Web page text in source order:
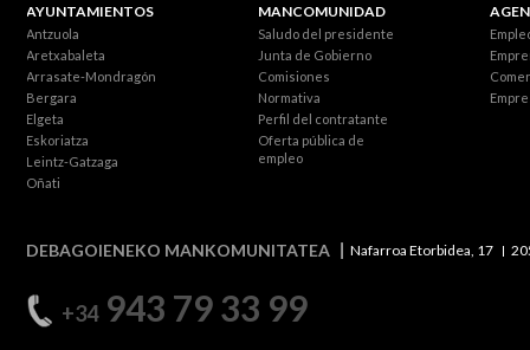
AYUNTAMIENTOS
Antzuola
Aretxabaleta
Arrasate-Mondragón
Bergara
Elgeta
Eskoriatza
Leintz-Gatzaga
Oñati
MANCOMUNIDAD
Saludo del presidente
Junta de Gobierno
Comisiones
Normativa
Perfil del contratante
Oferta pública de
empleo
DEBAGOIENEKO MANKOMUNITATEA Nafarroa Etorbidea, 17
+34943 79 33 99